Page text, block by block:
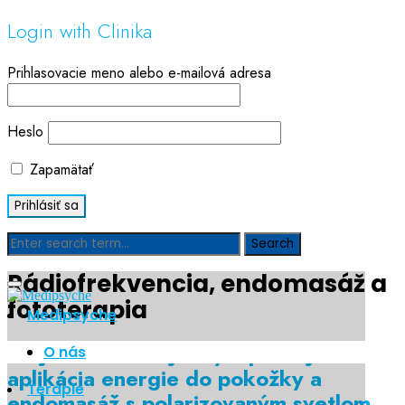
Login with Clinika
Prihlasovacie meno alebo e-mailová adresa
Heslo
Zapamätať
Medipsyche
O nás
Terapie
Rádiofrekvencia, endomasáž a
fototerapia
Trojica ošetrení jedným prístojom –
aplikácia energie do pokožky a